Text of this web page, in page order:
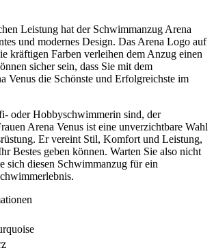
Leistung hat der Schwimmanzug Arena
und modernes Design. Das Arena Logo auf
kräftigen Farben verleihen dem Anzug einen
sicher sein, dass Sie mit dem
Venus die Schönste und Erfolgreichste im
oder Hobbyschwimmerin sind, der
Arena Venus ist eine unverzichtbare Wahl
Er vereint Stil, Komfort und Leistung,
Bestes geben können. Warten Sie also nicht
sich diesen Schwimmanzug für ein